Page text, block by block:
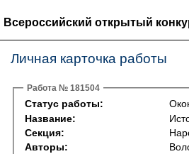
Всероссийский открытый
Личная карточка работы
Работа № 181504
Статус работы:
Название:
Секция:
Авторы: